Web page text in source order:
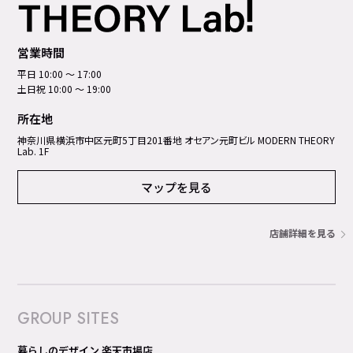
営業時間
平日 10:00 ～ 17:00
土日祝 10:00 ～ 19:00
所在地
神奈川県横浜市中区元町5丁⽬201番地 オセアン元町ビル MODERN THEORY
Lab. 1F
マップを見る
店舗詳細を見る
GROUP SITES
暮らしのデザイン 楽天市場店